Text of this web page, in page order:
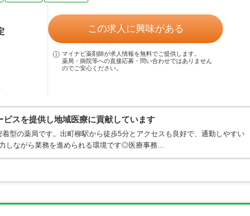
この求人に興味がある
マイナビ薬剤師が求人情報を無料でご提供します。
薬局・病院等への直接応募・問い合わせではありません
のでご安心ください。
スを提供し地域医療に貢献しています
型の薬局です。出町柳駅から徒歩5分とアクセスも良好で、通勤しやすい
しながら業務を進められる環境です◎医療事務…